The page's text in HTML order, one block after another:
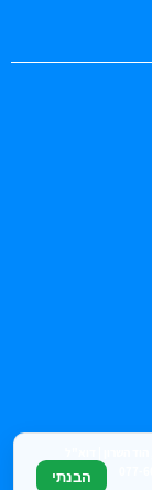
הבנתי